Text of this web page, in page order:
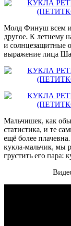
Молд Финуш всем
другое. К летнему
и солнцезащитные
выражение лица
Мальчишек, как
статистика, и те
ещё более
кукла-мальчик, мы
грустить его пара: